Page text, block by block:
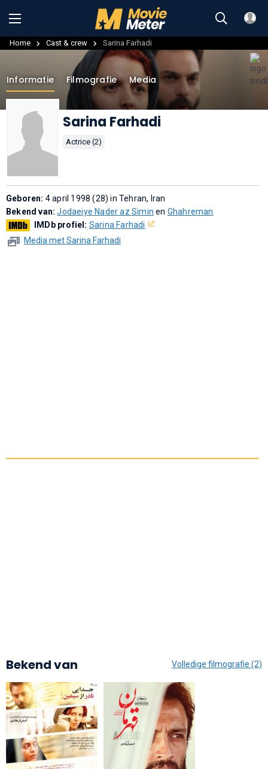
Home Cast & crew Sarina Farhadi
Informatie Filmografie Media
Sarina Farhadi
Actrice (2)
Geboren: 4 april 1998 (28) in Tehran, Iran
Bekend van:Jodaeiye Nader az Simin en Ghahreman
IMDb profiel: Sarina Farhadi
Media met Sarina Farhadi
Bekend van Volledige filmografie (2)